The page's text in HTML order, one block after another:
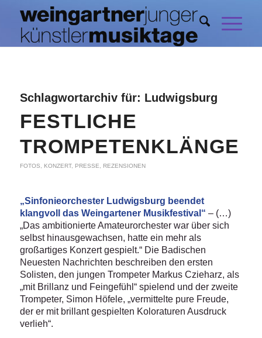
Schlagwortarchiv für: Ludwigsburg
FESTLICHE
TROMPETENKLÄNGE
FOTOS KONZERT, PRESSE REZENSIONEN
„Sinfonieorchester Ludwigsburg beendet
klangvoll das Weingartener Musikfestival“ – (…)
„Das ambitionierte Amateurorchester war über sich
selbst hinausgewachsen, hatte ein mehr als
großartiges Konzert gespielt.“ Die Badischen
Neuesten Nachrichten beschreiben den ersten
Solisten, den jungen Trompeter Markus Czieharz, als
„mit Brillanz und Feingefühl“ spielend und der zweite
Trompeter, Simon Höfele, „vermittelte pure Freude,
der er mit brillant gespielten Koloraturen Ausdruck
verlieh“.